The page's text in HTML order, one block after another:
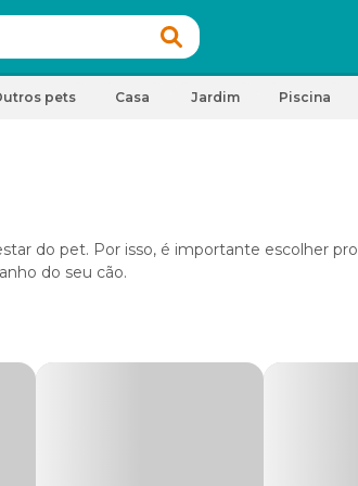
pets Casa Jardim Piscina
do pet. Por isso, é importante escolher
do seu cão.